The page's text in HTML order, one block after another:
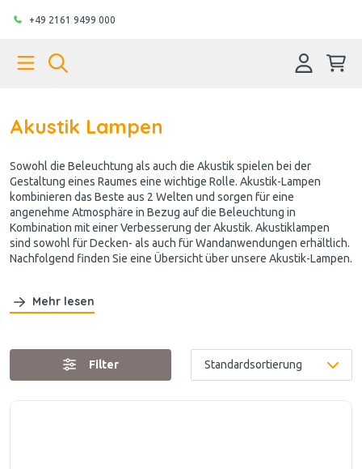
+49 2161 9499 000
Akustik Lampen
Sowohl die Beleuchtung als auch die Akustik spielen bei der
Gestaltung eines Raumes eine wichtige Rolle. Akustik-Lampen
kombinieren das Beste aus 2 Welten und sorgen für eine
angenehme Atmosphäre in Bezug auf die Beleuchtung in
Kombination mit einer Verbesserung der Akustik. Akustiklampen
sind sowohl für Decken- als auch für Wandanwendungen erhältlich.
Nachfolgend finden Sie eine Übersicht über unsere Akustik-Lampen.
Mehr lesen
Filter